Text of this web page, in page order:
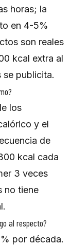
horas; la
en 4-5%
son reales
kcal extra al
publicita.
los
y el
de
kcal cada
3 veces
no tiene
al respecto?
por década.